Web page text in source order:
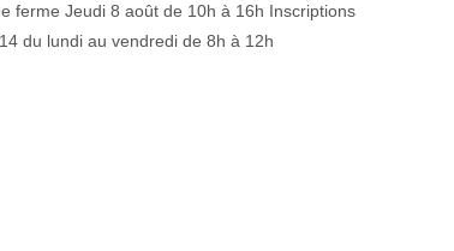
ferme Jeudi 8 août de 10h à 16h Inscriptions
du lundi au vendredi de 8h à 12h